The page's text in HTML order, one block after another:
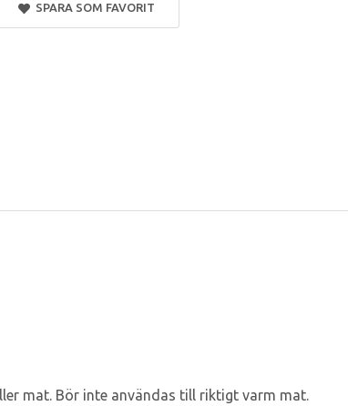
SPARA SOM FAVORIT
mat. Bör inte användas till riktigt varm mat.